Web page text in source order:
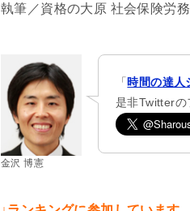
執筆／資格の大原 社会保険労
金沢 博憲
「時間の達人
是非Twitterの